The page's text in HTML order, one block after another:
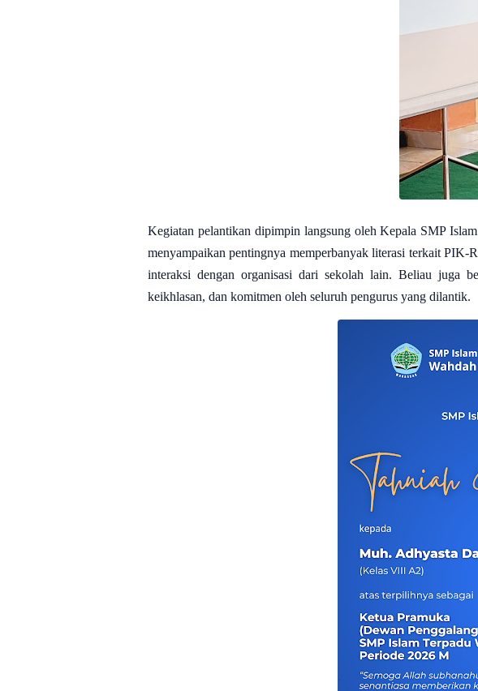
Kegiatan pelantikan dipimpin langsung oleh Kepala SMP
menyampaikan pentingnya memperbanyak literasi terkait PIK-
interaksi dengan organisasi dari sekolah lain.Beliau juga
keikhlasan, dan komitmen oleh seluruh pengurus yang dilantik.